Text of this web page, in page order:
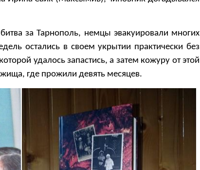
за Тарнополь, немцы эвакуировали многих
остались в своем укрытии практически без
удалось запастись, а затем кожуру от этой
где прожили девять месяцев.